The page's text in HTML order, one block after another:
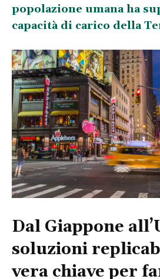
popolazione umana ha
capacità di carico della
Dal Giappone
soluzioni
vera chiave per